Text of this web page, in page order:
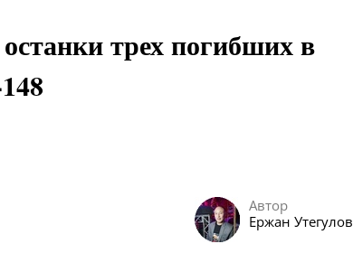
трех погибших в
Автор
Ержан Утегулов